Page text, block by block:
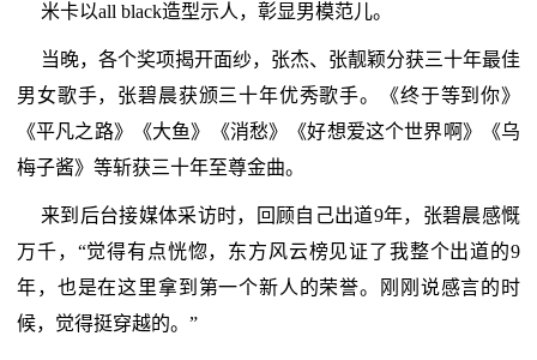
米卡以all black造型示人，彰显男模范儿。
当晚，各个奖项揭开面纱，张杰、张靓颖分获三十年最佳
男女歌手，张碧晨获颁三十年优秀歌手。《终于等到你》
《平凡之路》《大鱼》《消愁》《好想爱这个世界啊》《乌
梅子酱》等斩获三十年至尊金曲。
来到后台接媒体采访时，回顾自己出道9年，张碧晨感慨
万千，“觉得有点恍惚，东方风云榜见证了我整个出道的9
年，也是在这里拿到第一个新人的荣誉。刚刚说感言的时
候，觉得挺穿越的。”